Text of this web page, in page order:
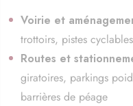
Voirie et
trottoirs, pistes
Routes et
giratoires, parkings
barrières de péage